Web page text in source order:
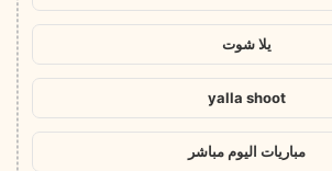
يلا شوت
yalla shoot
مباريات اليوم مباشر